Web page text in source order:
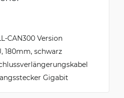
CAN300 Version
180mm, schwarz
Gigabit